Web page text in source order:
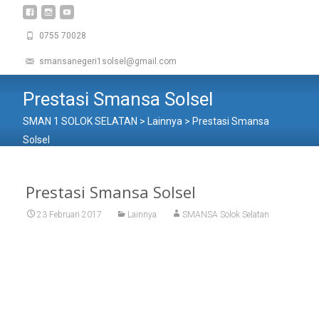
0755 70028
smansanegeri1solsel@gmail.com
Prestasi Smansa Solsel
SMAN 1 SOLOK SELATAN > Lainnya > Prestasi Smansa
Solsel
Prestasi Smansa Solsel
23 Februari 2017 Lainnya SMANSA Solok Selatan